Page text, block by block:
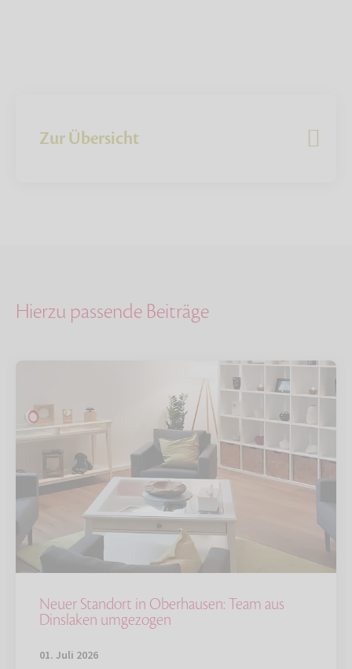
Zur Übersicht
Hierzu passende Beiträge
Neuer Standort in Oberhausen: Team aus
Dinslaken umgezogen
01. Juli 2026